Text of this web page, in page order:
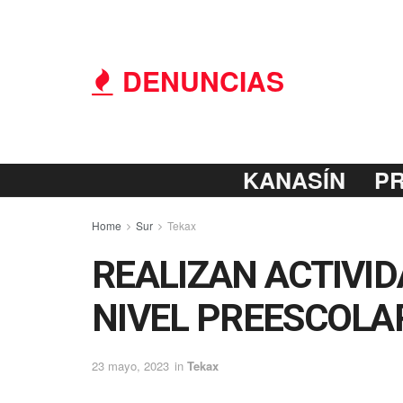
DENUNCIAS
KANASÍN
Home Sur Tekax
REALIZAN
NIVEL
23 mayo, 2023 in Tekax